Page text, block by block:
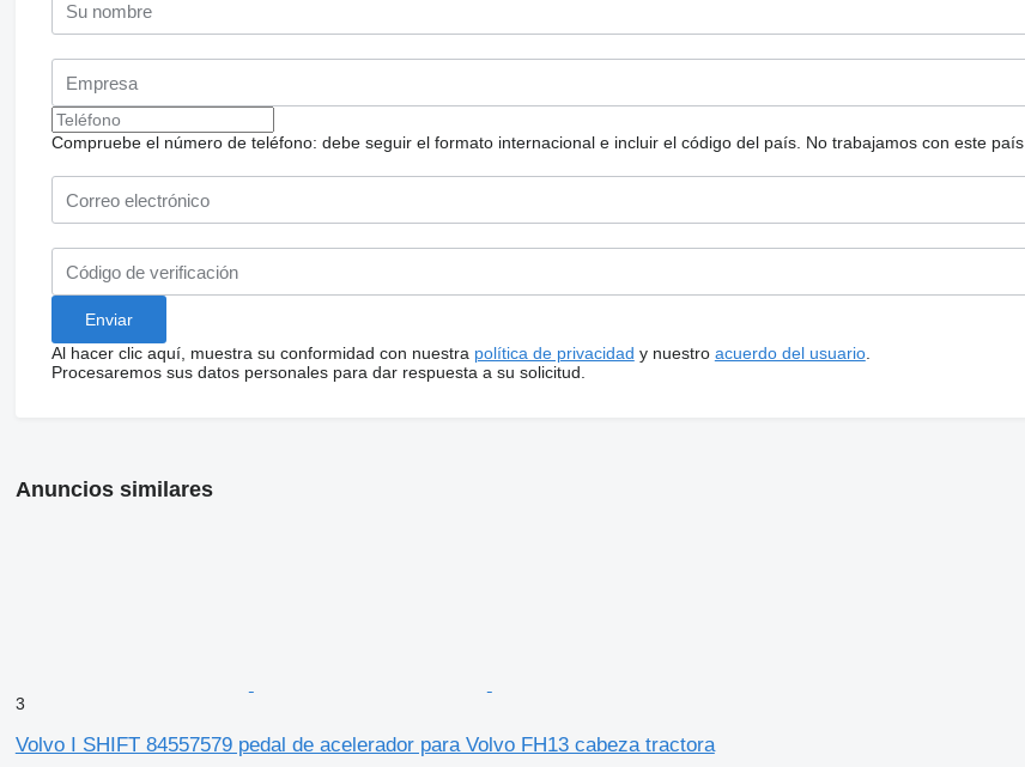
Compruebe el número de teléfono: debe seguir el formato internacional e incluir el código del país. No trabajamos con este país
Al hacer clic aquí, muestra su conformidad con nuestra política de privacidad y nuestro acuerdo del usuario.
Procesaremos sus datos personales para dar respuesta a su solicitud.
Anuncios similares
3
Volvo I SHIFT 84557579 pedal de acelerador para Volvo FH13 cabeza tractora